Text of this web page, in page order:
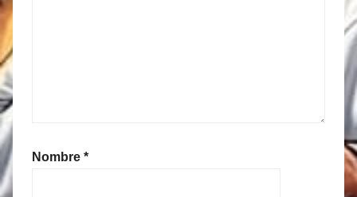
Nombre *